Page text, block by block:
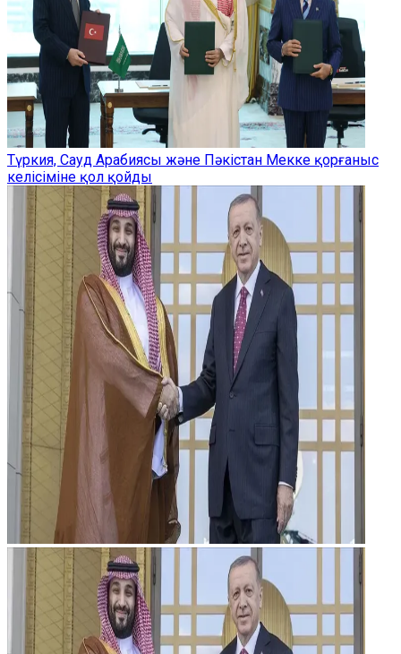
Түркия, Сауд Арабиясы және Пәкістан Мекке қорғаныс
келісіміне қол қойды